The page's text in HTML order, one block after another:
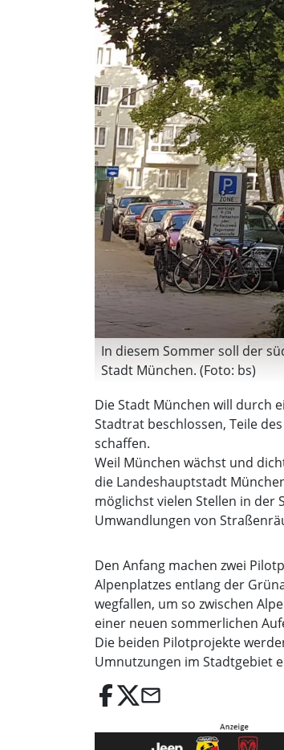
In diesem Sommer soll der
Stadt München. (Foto: bs)
Die Stadt München will durch
Stadtrat beschlossen, Teile
schaffen.
Weil München wächst und
die Landeshauptstadt
möglichst vielen Stellen in der
Umwandlungen von
Den Anfang machen zwei
Alpenplatzes entlang der
wegfallen, um so zwischen
einer neuen sommerlichen
Die beiden Pilotprojekte
Umnutzungen im Stadtgebiet
email